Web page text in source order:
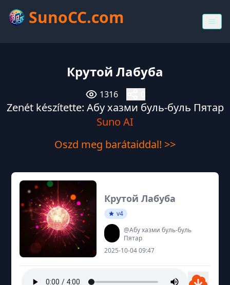
SunoCC.com
Крутой Лабуба
1316
Zenét készítette: Абу хазми буль-буль Пятар
Suno AI
Oszd meg barátaiddal! >>
Крутой Лабуба
v4
@Абу хазми буль-буль
Пятар
2025-10-04 09:47